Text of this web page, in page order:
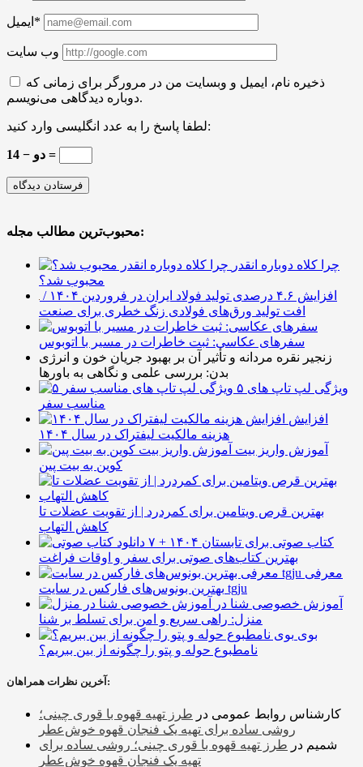
ایمیل*
وب سایت
ذخیره نام، ایمیل و وبسایت من در مرورگر برای زمانی که
دوباره دیدگاهی می‌نویسم.
لطفا پاسخ را به عدد انگلیسی وارد کنید:
14 − دو =
محبوب‌ترین مطالب مجله:
چرا کلاه دوباره انقدر
محبوب شد؟
افزایش ۴.۶ درصدی تولید فولاد ایران در فروردین ۱۴۰۴ /
افت تولید ورق‌های فولادی زنگ خطری برای صنعت
سفرهای عکاسی: ثبت خاطرات در مسیر با اتوبوس
زنجیر نقره مردانه و تأثیر آن بر بهبود جریان خون و انرژی
بدن: بررسی علمی و نگاهی به باورها
۵ ویژگی لپ تاپ های
مناسب سفر
افزایش
هزینه مالکیت لیفتراک در سال ۱۴۰۴
آموزش واریز بیت
کوین به بیت پین
بهترین قرص ویتامین برای کمردرد | از تقویت عضلات تا
کاهش التهاب
۷ کتاب صوتی برای تابستان ۱۴۰۴ +
بهترین کتاب‌های صوتی برای سفر و اوقات فراغت
معرفی
بهترین بونوس‌های فارکس در سایت tgju
آموزش خصوصی شنا در
منزل: راهی سریع و امن برای تسلط بر شنا
بوی
نامطبوع حوله و پتو را چگونه از بین ببریم؟
آخرین نظرات همراهان:
کارشناس روابط عمومی در طرز تهیه قهوه با قوری چینی؛
روشی ساده برای تهیه یک فنجان قهوه خوش‌عطر
شمیم در طرز تهیه قهوه با قوری چینی؛ روشی ساده برای
تهیه یک فنجان قهوه خوش‌عطر